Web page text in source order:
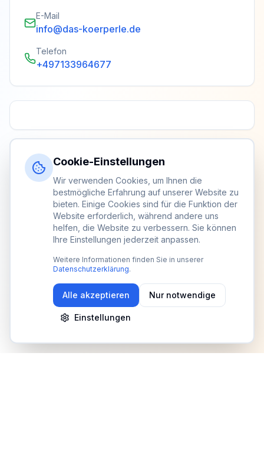
E-Mail
info@das-koerperle.de
Telefon
+497133964677
Cookie-Einstellungen
Wir verwenden Cookies, um Ihnen die
bestmögliche Erfahrung auf unserer Website zu
bieten. Einige Cookies sind für die Funktion der
Website erforderlich, während andere uns
helfen, die Website zu verbessern. Sie können
Ihre Einstellungen jederzeit anpassen.
Weitere Informationen finden Sie in unserer
Datenschutzerklärung.
Alle akzeptieren Nur notwendige
Einstellungen